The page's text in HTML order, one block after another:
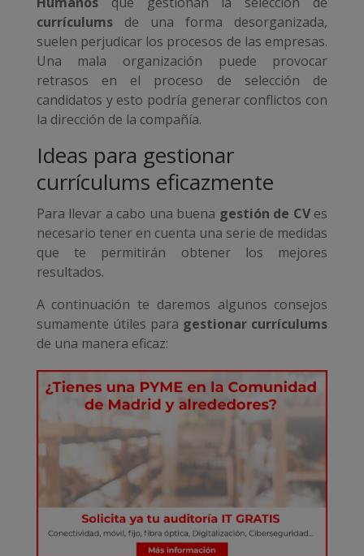
currículumsde una forma desorganizada,
suelen perjudicar los procesos de las empresas.
Una mala organización puede provocar
retrasos en el proceso de selección de
candidatos y esto podría generar conflictos con
la dirección de la compañía.
Ideas para gestionar
currículums eficazmente
Para llevar a cabo una buena gestión de CVes
necesario tener en cuenta una serie de medidas
que te permitirán obtener los mejores
resultados.
A continuación te daremos algunos consejos
sumamente útiles para gestionar currículums
de una manera eficaz: